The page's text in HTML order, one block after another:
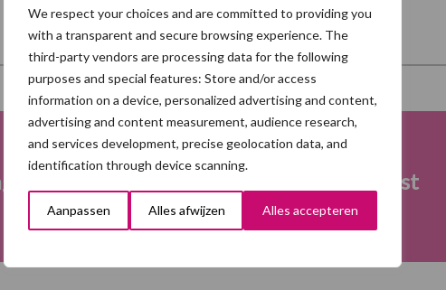
We respect your choices and are committed to providing you
with a transparent and secure browsing experience. The
third-party vendors are processing data for the following
purposes and special features: Store and/or access
information on a device, personalized advertising and content,
advertising and content measurement, audience research,
and services development, precise geolocation data, and
identification through device scanning.
Aanpassen Alles afwijzen Alles accepteren
Mest